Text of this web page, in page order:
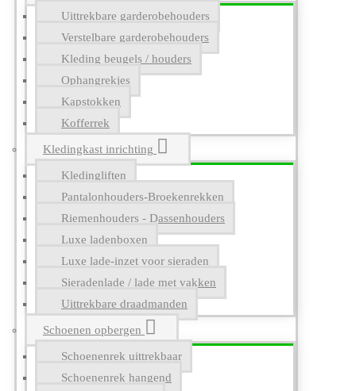
Uittrekbare garderobehouders
Verstelbare garderobehouders
Kleding beugels / houders
Ophangrekjes
Kapstokken
Kofferrek
Kledingkast inrichting
Kledingliften
Pantalonhouders-Broekenrekken
Riemenhouders - Dassenhouders
Luxe ladenboxen
Luxe lade-inzet voor sieraden
Sieradenlade / lade met vakken
Uittrekbare draadmanden
Schoenen opbergen
Schoenenrek uittrekbaar
Schoenenrek hangend